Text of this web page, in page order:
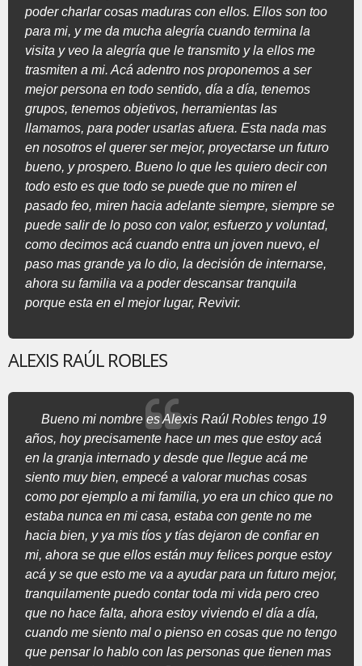
poder charlar cosas maduras con ellos. Ellos son too
para mi, y me da mucha alegría cuando termina la
visita y veo la alegría que le transmito y la ellos me
trasmiten a mi. Acá adentro nos proponemos a ser
mejor persona en todo sentido, día a día, tenemos
grupos, tenemos objetivos, herramientas las
llamamos, para poder usarlas afuera. Esta nada mas
en nosotros el querer ser mejor, proyectarse un futuro
bueno, y prospero. Bueno lo que les quiero decir con
todo esto es que todo se puede que no miren el
pasado feo, miren hacia adelante siempre, siempre se
puede salir de lo poso con valor, esfuerzo y voluntad,
como decimos acá cuando entra un joven nuevo, el
paso mas grande ya lo dio, la decisión de internarse,
ahora su familia va a poder descansar tranquila
porque esta en el mejor lugar, Revivir.
ALEXIS RAÚL ROBLES
Bueno mi nombre es Alexis Raúl Robles tengo 19
años, hoy precisamente hace un mes que estoy acá
en la granja internado y desde que llegue acá me
siento muy bien, empecé a valorar muchas cosas
como por ejemplo a mi familia, yo era un chico que no
estaba nunca en mi casa, estaba con gente no me
hacia bien, y ya mis tíos y tías dejaron de confiar en
mi, ahora se que ellos están muy felices porque estoy
acá y se que esto me va a ayudar para un futuro mejor,
tranquilamente puedo contar toda mi vida pero creo
que no hace falta, ahora estoy viviendo el día a día,
cuando me siento mal o pienso en cosas que no tengo
que pensar lo hablo con las personas que tienen mas